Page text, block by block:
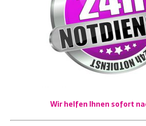
Wir helfen Ihnen sofort